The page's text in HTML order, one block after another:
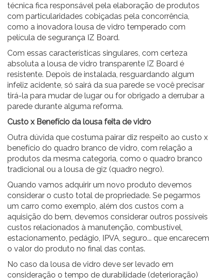
técnica fica responsável pela elaboração de produtos
com particularidades cobiçadas pela concorrência,
como a inovadora lousa de vidro temperado com
película de segurança IZ Board.
Com essas características singulares, com certeza
absoluta a lousa de vidro transparente IZ Board é
resistente. Depois de instalada, resguardando algum
infeliz acidente, só sairá da sua parede se você precisar
tirá-la para mudar de lugar ou for obrigado a derrubar a
parede durante alguma reforma.
Custo x Benefício da lousa feita de vidro
Outra dúvida que costuma pairar diz respeito ao custo x
benefício do quadro branco de vidro, com relação a
produtos da mesma categoria, como o quadro branco
tradicional ou a lousa de giz (quadro negro).
Quando vamos adquirir um novo produto devemos
considerar o custo total de propriedade. Se pegarmos
um carro como exemplo, além dos custos com a
aquisição do bem, devemos considerar outros possíveis
custos relacionados à manutenção, combustível,
estacionamento, pedágio, IPVA, seguro... que encarecem
o valor do produto no final das contas.
No caso da lousa de vidro deve ser levado em
consideração o tempo de durabilidade (deterioração)